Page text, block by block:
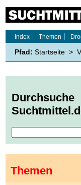
Index
Themen
Pfad: Startseite >
Durchsuche
Themen